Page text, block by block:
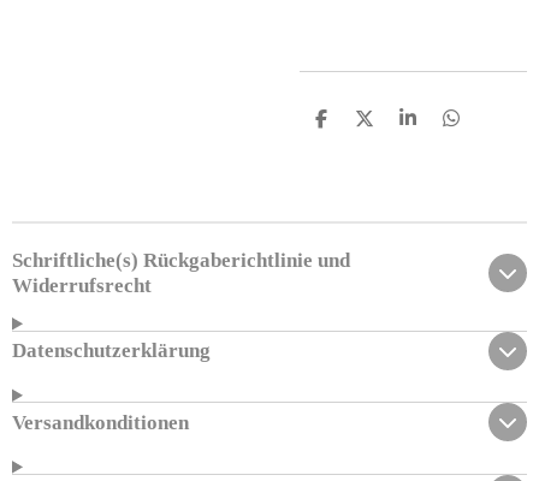
T
n
T
n
T
n
T
n
Schriftliche(s) Rückgaberichtlinie und
Widerrufsrecht
Datenschutzerklärung
Versandkonditionen